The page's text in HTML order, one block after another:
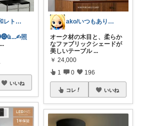
TOMO*昭和レトロ 📷🍎
照
...
いいね
ako/いつもありがとう🌈5日感謝
オーク材の木目と、柔らか
なファブリックシェードが
美しいテーブル ...
￥ 24,000
1 0 196
コレ いいね